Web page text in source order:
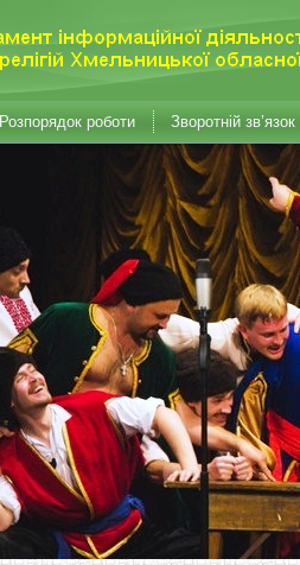
Розпорядок роботи Зворотній зв’язок